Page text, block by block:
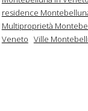
residence
Multiproprietà
Veneto Ville